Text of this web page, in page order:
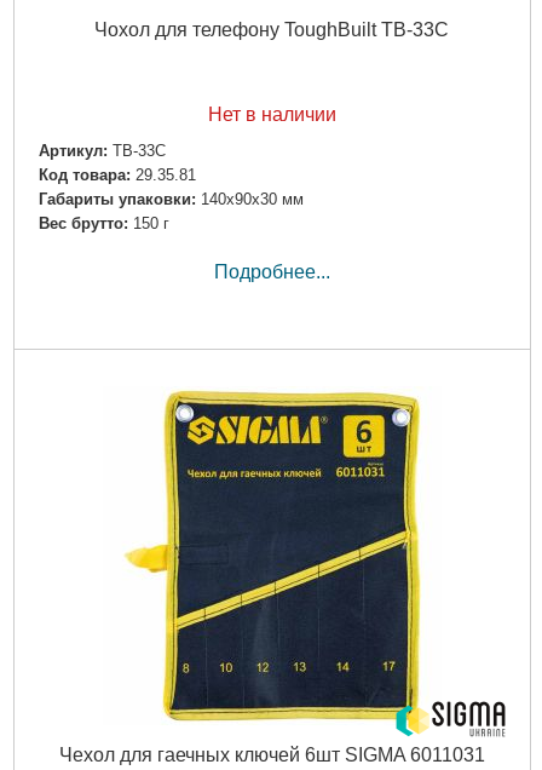
Чохол для телефону ToughBuilt TB-33C
Нет в наличии
Артикул: TB-33C
Код товара: 29.35.81
Габариты упаковки: 140x90x30 мм
Вес брутто: 150 г
Подробнее...
Чехол для гаечных ключей 6шт SIGMA 6011031